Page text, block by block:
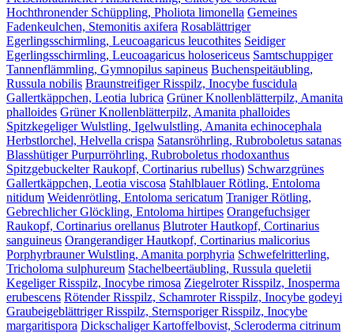
Hochthronender Schüppling, Pholiota limonella Gemeines
Fadenkeulchen, Stemonitis axifera Rosablättriger
Egerlingsschirmling, Leucoagaricus leucothites Seidiger
Egerlingsschirmling, Leucoagaricus holosericeus Samtschuppiger
Tannenflämmling, Gymnopilus sapineus Buchenspeitäubling,
Russula nobilis Braunstreifiger Risspilz, Inocybe fuscidula
Gallertkäppchen, Leotia lubrica Grüner Knollenblätterpilz, Amanita
phalloides Grüner Knollenblätterpilz, Amanita phalloides
Spitzkegeliger Wulstling, Igelwulstling, Amanita echinocephala
Herbstlorchel, Helvella crispa Satansröhrling, Rubroboletus satanas
Blasshütiger Purpurröhrling, Rubroboletus rhodoxanthus
Spitzgebuckelter Raukopf, Cortinarius rubellus) Schwarzgrünes
Gallertkäppchen, Leotia viscosa Stahlblauer Rötling, Entoloma
nitidum Weidenrötling, Entoloma sericatum Traniger Rötling,
Gebrechlicher Glöckling, Entoloma hirtipes Orangefuchsiger
Raukopf, Cortinarius orellanus Blutroter Hautkopf, Cortinarius
sanguineus Orangerandiger Hautkopf, Cortinarius malicorius
Porphyrbrauner Wulstling, Amanita porphyria Schwefelritterling,
Tricholoma sulphureum Stachelbeertäubling, Russula queletii
Kegeliger Risspilz, Inocybe rimosa Ziegelroter Risspilz, Inosperma
erubescens Rötender Risspilz, Schamroter Risspilz, Inocybe godeyi
Graubeigeblättriger Risspilz, Sternsporiger Risspilz, Inocybe
margaritispora Dickschaliger Kartoffelbovist, Scleroderma citrinum